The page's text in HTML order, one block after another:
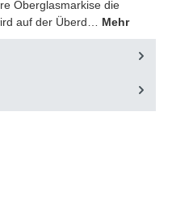
Oberglasmarkise die
auf der Überd… Mehr